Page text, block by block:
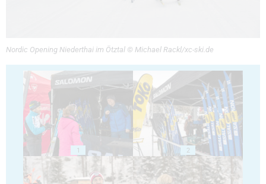
Nordic Opening Niederthai im Ötztal © Michael Rackl/xc-ski.de
1 2